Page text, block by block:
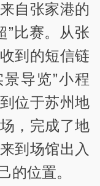
自张家港的
”比赛。从张
到的短信链
导览”小程
位于苏州地
，完成了地
到场馆出入
的位置。